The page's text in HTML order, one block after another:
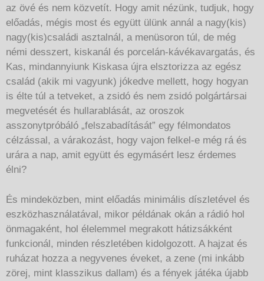
az övé és nem közvetít. Hogy amit nézünk, tudjuk, hogy
előadás, mégis most és együtt ülünk annál a nagy(kis)
nagy(kis)családi asztalnál, a menüsoron túl, de még
némi desszert, kiskanál és porcelán-kávékavargatás, és
Kas, mindannyiunk Kiskasa újra elsztorizza az egész
család (akik mi vagyunk) jókedve mellett, hogy hogyan
is élte túl a tetveket, a zsidó és nem zsidó polgártársai
megvetését és hullarablását, az oroszok
asszonytpróbáló „felszabadítását” egy félmondatos
célzással, a várakozást, hogy vajon felkel-e még rá és
urára a nap, amit együtt és egymásért lesz érdemes
élni?
És mindeközben, mint előadás minimális díszletével és
eszközhasználatával, mikor példának okán a rádió hol
önmagaként, hol élelemmel megrakott hátizsákként
funkcionál, minden részletében kidolgozott. A hajzat és
ruházat hozza a negyvenes éveket, a zene (mi inkább
zörej, mint klasszikus dallam) és a fények játéka újabb